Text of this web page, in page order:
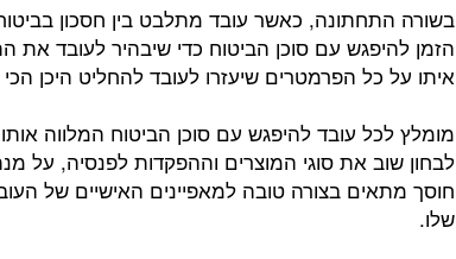
בשורה התחתונה, כאשר עובד מתלבט בין חסכון
הזמן להיפגש עם סוכן הביטוח כדי שיבהיר לעובד את
איתו על כל הפרמטרים שיעזרו לעובד להחליט היכן
מומלץ לכל עובד להיפגש עם סוכן הביטוח המלווה אותו
לבחון שוב את סוגי המוצרים וההפקדות לפנסיה, על
חוסך מתאים בצורה טובה למאפיינים האישיים של
שלו.